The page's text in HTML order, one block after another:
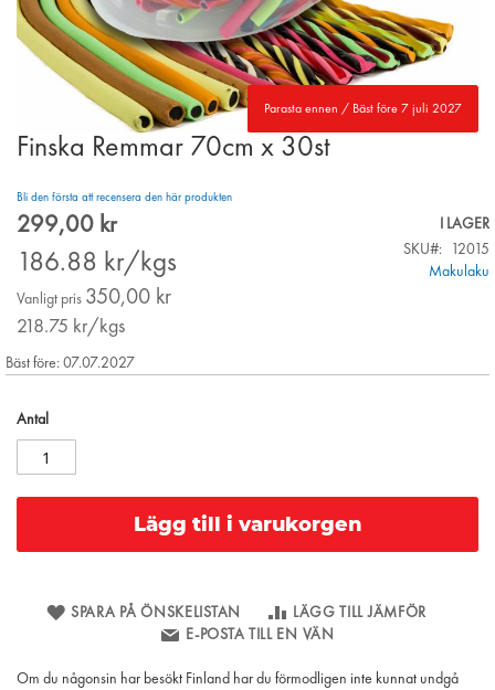
Parasta ennen / Bäst före 7 juli 2027
Skip
of
the
images
gallery
Finska Remmar 70cm x 30st
Bli den första att recensera den här produkten
Special
299,00 kr
186.88 kr/kgs
Vanligt pris 350,00 kr
218.75 kr/kgs
I LAGER
SKU
12015
Makulaku
Bäst före: 07.07.2027
Antal
Lägg till i varukorgen
SPARA PÅ ÖNSKELISTAN
LÄGG TILL JÄMFÖR
E-POSTA TILL EN VÄN
Om du någonsin har besökt Finland har du förmodligen inte kunnat undgå